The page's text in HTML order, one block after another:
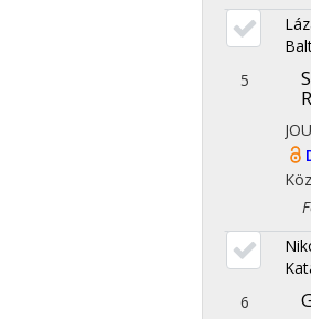
5
6